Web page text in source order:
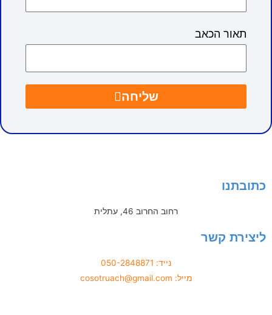
תאור הכאב
שליחה
רחוב החרוב 46, עתלית
קשר